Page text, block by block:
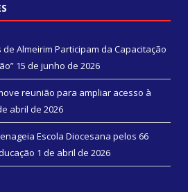
Almeirim Participam da Capacitação
15 de junho de 2026
reunião para ampliar acesso à
abril de 2026
Escola Diocesana pelos 66
1 de abril de 2026